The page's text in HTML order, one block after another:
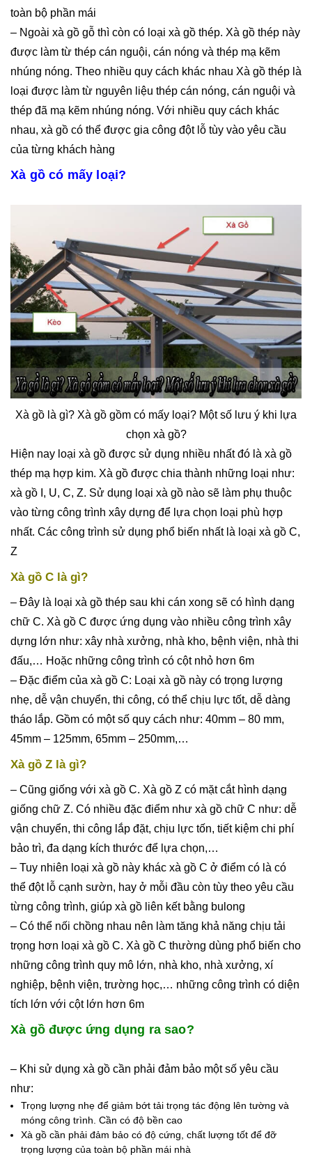
toàn bộ phần mái
– Ngoài xà gồ gỗ thì còn có loại xà gồ thép. Xà gồ thép này
được làm từ thép cán nguội, cán nóng và thép mạ kẽm
nhúng nóng. Theo nhiều quy cách khác nhau Xà gồ thép là
loại được làm từ nguyên liệu thép cán nóng, cán nguội và
thép đã mạ kẽm nhúng nóng. Với nhiều quy cách khác
nhau, xà gồ có thể được gia công đột lỗ tùy vào yêu cầu
của từng khách hàng
Xà gồ có mấy loại?
Xà gồ là gì? Xà gồ gồm có mấy loại? Một số lưu ý khi lựa
chọn xà gồ?
Hiện nay loại xà gồ được sử dụng nhiều nhất đó là xà gồ
thép mạ hợp kim. Xà gồ được chia thành những loại như:
xà gồ I, U, C, Z. Sử dụng loại xà gồ nào sẽ làm phụ thuộc
vào từng công trình xây dựng để lựa chọn loại phù hợp
nhất. Các công trình sử dụng phổ biến nhất là loại xà gồ C,
Z
Xà gồ C là gì?
– Đây là loại xà gồ thép sau khi cán xong sẽ có hình dạng
chữ C. Xà gồ C được ứng dụng vào nhiều công trình xây
dựng lớn như: xây nhà xưởng, nhà kho, bệnh viện, nhà thi
đấu,… Hoặc những công trình có cột nhỏ hơn 6m
– Đặc điểm của xà gồ C: Loại xà gồ này có trọng lượng
nhẹ, dễ vận chuyển, thi công, có thể chịu lực tốt, dễ dàng
tháo lắp. Gồm có một số quy cách như: 40mm – 80 mm,
45mm – 125mm, 65mm – 250mm,…
Xà gồ Z là gì?
– Cũng giống với xà gồ C. Xà gồ Z có mặt cắt hình dạng
giống chữ Z. Có nhiều đặc điểm như xà gồ chữ C như: dễ
vận chuyển, thi công lắp đặt, chịu lực tốn, tiết kiệm chi phí
bảo trì, đa dạng kích thước để lựa chọn,…
– Tuy nhiên loại xà gồ này khác xà gồ C ở điểm có là có
thể đột lỗ cạnh sườn, hay ở mỗi đầu còn tùy theo yêu cầu
từng công trình, giúp xà gồ liên kết bằng bulong
– Có thể nối chồng nhau nên làm tăng khả năng chịu tải
trọng hơn loại xà gồ C. Xà gồ C thường dùng phổ biến cho
những công trình quy mô lớn, nhà kho, nhà xưởng, xí
nghiệp, bệnh viện, trường học,… những công trình có diện
tích lớn với cột lớn hơn 6m
Xà gồ được ứng dụng ra sao?
– Khi sử dụng xà gồ cần phải đảm bảo một số yêu cầu
như:
Trọng lượng nhẹ để giảm bớt tải trọng tác động lên tường và
móng công trình. Cần có độ bền cao
Xà gồ cần phải đảm bảo có độ cứng, chất lượng tốt để đỡ
trọng lượng của toàn bộ phần mái nhà